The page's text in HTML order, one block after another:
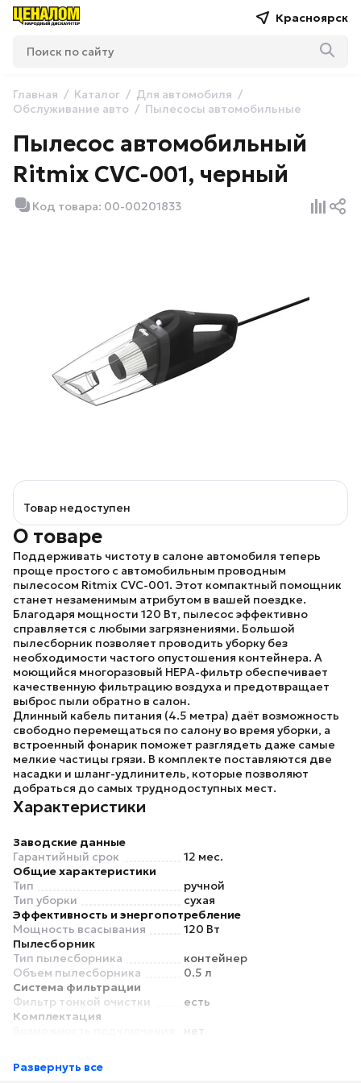
Красноярск
Главная Каталог
Для автомобиля
Обслуживание авто
Пылесосы автомобильные
Пылесос автомобильный
Ritmix CVC-001, черный
Код товара: 00-00201833
Товар недоступен
О товаре
Поддерживать чистоту в салоне автомобиля теперь
проще простого с автомобильным проводным
пылесосом Ritmix CVC-001. Этот компактный помощник
станет незаменимым атрибутом в вашей поездке.
Благодаря мощности 120 Вт, пылесос эффективно
справляется с любыми загрязнениями. Большой
пылесборник позволяет проводить уборку без
необходимости частого опустошения контейнера. А
моющийся многоразовый HEPA-фильтр обеспечивает
качественную фильтрацию воздуха и предотвращает
выброс пыли обратно в салон.
Длинный кабель питания (4.5 метра) даёт возможность
свободно перемещаться по салону во время уборки, а
встроенный фонарик поможет разглядеть даже самые
мелкие частицы грязи. В комплекте поставляются две
насадки и шланг-удлинитель, которые позволяют
добраться до самых труднодоступных мест.
Характеристики
Заводские данные
Гарантийный срок
12 мес.
Общие характеристики
Тип
ручной
Тип уборки
сухая
Эффективность и энергопотребление
Мощность всасывания
120 Вт
Пылесборник
Тип пылесборника
контейнер
Объем пылесборника
0.5 л
Система фильтрации
Фильтр тонкой очистки
есть
Комплектация
нет
Насадка щелевая
Развернуть все